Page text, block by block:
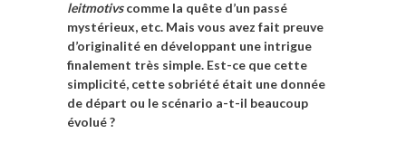
leitmotivscomme la quête d’un passé
mystérieux, etc. Mais vous avez fait preuve
d’originalité en développant une intrigue
finalement très simple. Est-ce que cette
simplicité, cette sobriété était une donnée
de départ ou le scénario a-t-il beaucoup
évolué ?